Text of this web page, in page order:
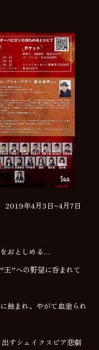
2019年4月3日~4月7日
おとしめる…
王”への野望に呑まれて
蝕まれ、やがて血塗られ
すシェイクスピア悲劇